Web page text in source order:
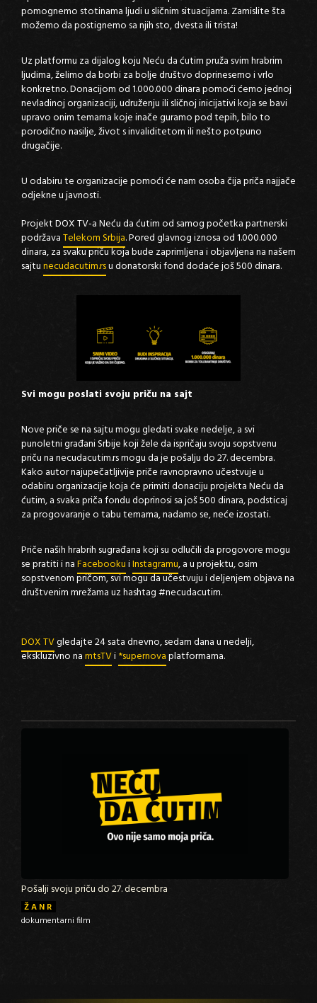
pomognemo stotinama ljudi u sličnim situacijama. Zamislite šta
možemo da postignemo sa njih sto, dvesta ili trista!
Uz platformu za dijalog koju Neću da ćutim pruža svim hrabrim
ljudima, želimo da borbi za bolje društvo doprinesemo i vrlo
konkretno. Donacijom od 1.000.000 dinara pomoći ćemo jednoj
nevladinoj organizaciji, udruženju ili sličnoj inicijativi koja se bavi
upravo onim temama koje inače guramo pod tepih, bilo to
porodično nasilje, život s invaliditetom ili nešto potpuno
drugačije.
U odabiru te organizacije pomoći će nam osoba čija priča najjače
odjekne u javnosti.
Projekt DOX TV-a Neću da ćutim od samog početka partnerski
podržavaTelekom Srbija. Pored glavnog iznosa od 1.000.000
dinara, za svaku priču koja bude zaprimljena i objavljena na našem
sajtunecudacutim.rsu donatorski fond dodaće još 500 dinara.
Svi mogu poslati svoju priču na sajt
Nove priče se na sajtu mogu gledati svake nedelje, a svi
punoletni građani Srbije koji žele da ispričaju svoju sopstvenu
priču na necudacutim.rs mogu da je pošalju do 27. decembra.
Kako autor najupečatljivije priče ravnopravno učestvuje u
odabiru organizacije koja će primiti donaciju projekta Neću da
ćutim, a svaka priča fondu doprinosi sa još 500 dinara, podsticaj
za progovaranje o tabu temama, nadamo se, neće izostati.
Priče naših hrabrih sugrađana koji su odlučili da progovore mogu
se pratiti i naFacebookuiInstagramu, a u projektu, osim
sopstvenom pričom, svi mogu da učestvuju i deljenjem objava na
društvenim mrežama uz hashtag #necudacutim.
DOX TVgledajte 24 sata dnevno, sedam dana u nedelji,
ekskluzivno namtsTVi*supernovaplatformama.
Pošalji svoju priču do 27. decembra
ŽANR
dokumentarni film